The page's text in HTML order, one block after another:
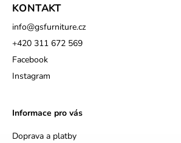
KONTAKT
info@gsfurniture.cz
+420 311 672 569
Facebook
Instagram
Informace pro vás
Doprava a platby